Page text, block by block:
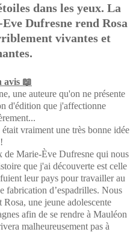
dans les yeux. La
Dufresne rend Rosa
vivantes et
avis 📖
une auteure qu'on ne présente
d'édition que j'affectionne
vraiment une très bonne idée
!
de Marie-Ève Dufresne qui nous
que j'ai découverte est celle
leur pays pour travailler au
fabrication d’espadrilles. Nous
une jeune adolescente
afin de se rendre à Mauléon
malheureusement pas à